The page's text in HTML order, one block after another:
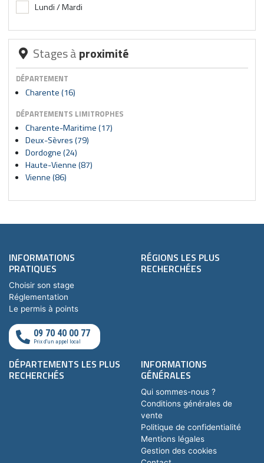
Lundi / Mardi
Stages àproximité
DÉPARTEMENT
Charente (16)
DÉPARTEMENTS LIMITROPHES
Charente-Maritime (17)
Deux-Sèvres (79)
Dordogne (24)
Haute-Vienne (87)
Vienne (86)
INFORMATIONS
PRATIQUES
Choisir son stage
Réglementation
Le permis à points
09 70 40 00 77
Prix d'un appel local
RÉGIONS LES PLUS
RECHERCHÉES
DÉPARTEMENTS LES PLUS
RECHERCHÉS
INFORMATIONS
GÉNÉRALES
Qui sommes-nous ?
Conditions générales de
vente
Politique de confidentialité
Mentions légales
Gestion des cookies